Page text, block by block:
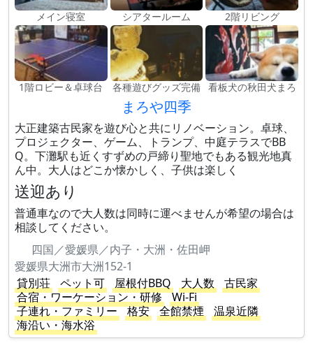
メイン寝室 シアタールーム 2階リビング
1階ロビー＆卓球台 各種遊びグッズ完備 看板犬の秋田犬まろ
まろや四季
大正建築古民家を遊び心と共にリノベーション。卓球、
プロジェクター、ゲーム、トランプ、中庭テラスでBB
Q。下灘駅も近くすずめの戸締り聖地でもある観光地真
ん中。大人はどこか懐かしく、子供は楽しく
送迎あり
普通車なので大人数は同時に運べませんが希望の場合は
相談してください。
四国／愛媛県／内子・大洲・佐田岬
愛媛県大洲市大洲152-1
貸別荘
ペット可 屋根付BBQ 大人数
古民家
合宿・ワーケーション・研修
Wi-Fi
子連れ・ファミリー
格安 全館禁煙
温泉近隣
海沿い・海水浴